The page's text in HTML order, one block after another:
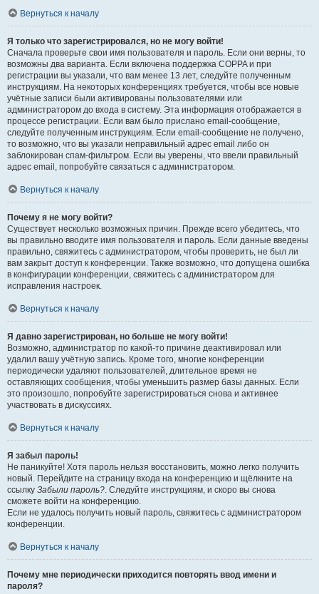
Вернуться к началу
Я только что зарегистрировался, но не могу войти!
Сначала проверьте свои имя пользователя и пароль. Если они верны, то
возможны два варианта. Если включена поддержка COPPA и при
регистрации вы указали, что вам менее 13 лет, следуйте полученным
инструкциям. На некоторых конференциях требуется, чтобы все новые
учётные записи были активированы пользователями или
администратором до входа в систему. Эта информация отображается в
процессе регистрации. Если вам было прислано email-сообщение,
следуйте полученным инструкциям. Если email-сообщение не получено,
то возможно, что вы указали неправильный адрес email либо он
заблокирован спам-фильтром. Если вы уверены, что ввели правильный
адрес email, попробуйте связаться с администратором.
Вернуться к началу
Почему я не могу войти?
Существует несколько возможных причин. Прежде всего убедитесь, что
вы правильно вводите имя пользователя и пароль. Если данные введены
правильно, свяжитесь с администратором, чтобы проверить, не был ли
вам закрыт доступ к конференции. Также возможно, что допущена ошибка
в конфигурации конференции, свяжитесь с администратором для
исправления настроек.
Вернуться к началу
Я давно зарегистрирован, но больше не могу войти!
Возможно, администратор по какой-то причине деактивировал или
удалил вашу учётную запись. Кроме того, многие конференции
периодически удаляют пользователей, длительное время не
оставляющих сообщения, чтобы уменьшить размер базы данных. Если
это произошло, попробуйте зарегистрироваться снова и активнее
участвовать в дискуссиях.
Вернуться к началу
Я забыл пароль!
Не паникуйте! Хотя пароль нельзя восстановить, можно легко получить
новый. Перейдите на страницу входа на конференцию и щёлкните на
ссылку Забыли пароль?. Следуйте инструкциям, и скоро вы снова
сможете войти на конференцию.
Если не удалось получить новый пароль, свяжитесь с администратором
конференции.
Вернуться к началу
Почему мне периодически приходится повторять ввод имени и
пароля?